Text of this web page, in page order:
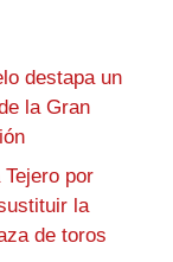
destapa un
la Gran
por
la
de toros